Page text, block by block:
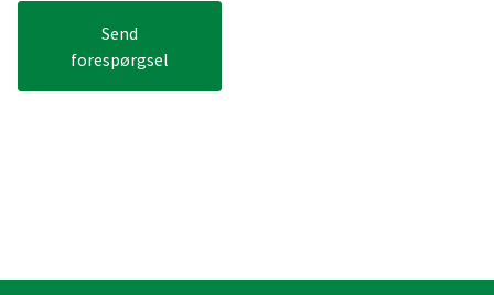
Send
forespørgsel